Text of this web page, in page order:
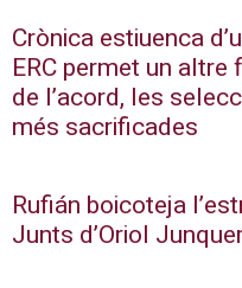
Crònica estiuenca
ERC permet un
de l’acord, les
més sacrificades
Rufián boicoteja
Junts d’Oriol